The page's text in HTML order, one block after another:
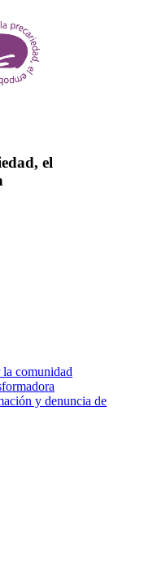
el
comunidad
y denuncia de